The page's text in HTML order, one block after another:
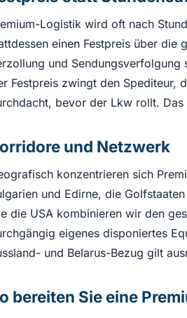
Logistik wird oft nach
einen Festpreis über die
und Sendungsverfolgung
Festpreis zwingt den Spediteur,
bevor der Lkw rollt. Das
und Netzwerk
konzentrieren sich
und Edirne, die
die USA kombinieren wir den
eigenes disponiertes
und Belarus-Bezug gilt
bereiten Sie eine